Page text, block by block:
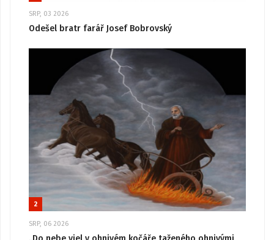
SRP, 03 2026
Odešel bratr farář Josef Bobrovský
2
SRP, 06 2026